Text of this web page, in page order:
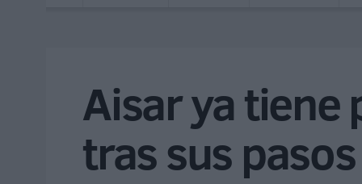
Aisar ya tiene
tras sus pasos